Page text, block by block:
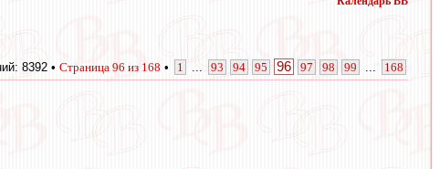
8392 • Страница 96 из 168 • 1 93 94 95 96 97 98 99 168